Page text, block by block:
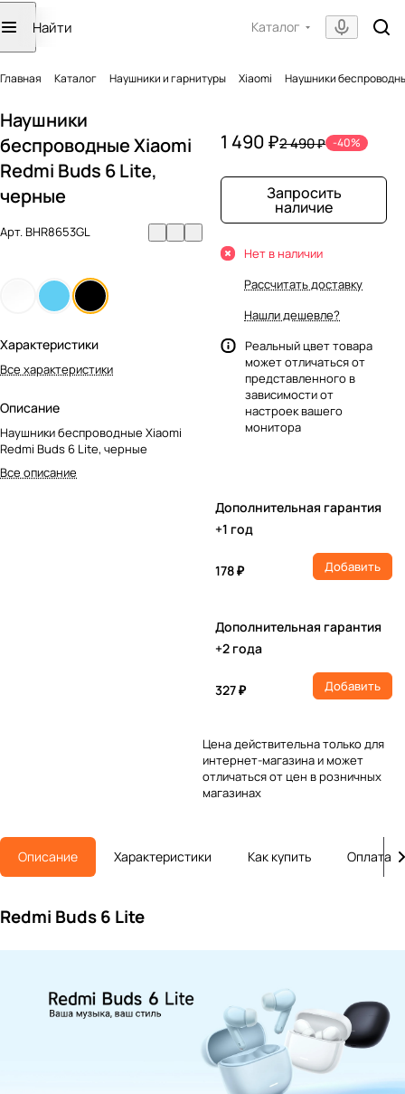
Каталог
Главная Каталог Наушники и гарнитуры Xiaomi Наушники
Наушники
беспроводные Xiaomi
Redmi Buds 6 Lite,
черные
Арт.BHR8653GL
Характеристики
Все характеристики
Описание
Наушники беспроводные Xiaomi
Redmi Buds 6 Lite, черные
Все описание
1 490 ₽2 490 ₽ -40%
Запросить
наличие
Нет в наличии
Рассчитать доставку
Нашли дешевле?
Реальный цвет товара
может отличаться от
представленного в
зависимости от
настроек вашего
монитора
Дополнительная гарантия
+1 год
178 ₽ Добавить
Дополнительная гарантия
+2 года
327 ₽ Добавить
Цена действительна только для
интернет-магазина и может
отличаться от цен в розничных
магазинах
Описание Характеристики Как купить Оплата
Redmi Buds 6 Lite